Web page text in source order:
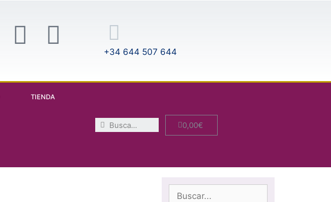
+34 644 507 644
TIENDA
0,00€